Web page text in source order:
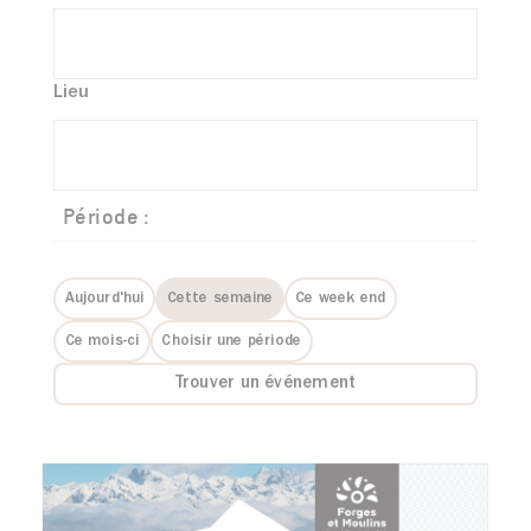
Lieu
Période :
Aujourd'hui Cette semaine Ce week end
Ce mois-ci Choisir une période